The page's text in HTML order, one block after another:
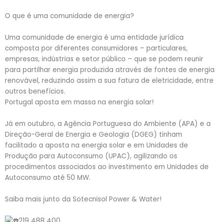
O que é uma comunidade de energia?
Uma comunidade de energia é uma entidade jurídica
composta por diferentes consumidores – particulares,
empresas, indústrias e setor público – que se podem reunir
para partilhar energia produzida através de fontes de energia
renovável, reduzindo assim a sua fatura de eletricidade, entre
outros benefícios.
Portugal aposta em massa na energia solar!
Já em outubro, a Agência Portuguesa do Ambiente (APA) e a
Direção-Geral de Energia e Geologia (DGEG) tinham
facilitado a aposta na energia solar e em Unidades de
Produção para Autoconsumo (UPAC), agilizando os
procedimentos associados ao investimento em Unidades de
Autoconsumo até 50 MW.
Saiba mais junto da Sotecnisol Power & Water!